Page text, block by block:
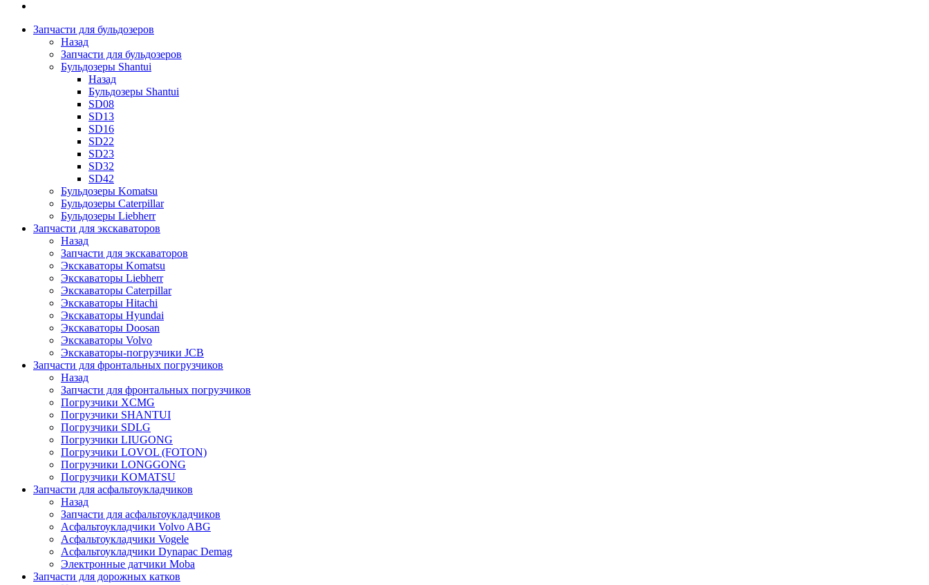
Запчасти для бульдозеров
Назад
Запчасти для бульдозеров
Бульдозеры Shantui
Назад
Бульдозеры Shantui
SD08
SD13
SD16
SD22
SD23
SD32
SD42
Бульдозеры Komatsu
Бульдозеры Caterpillar
Бульдозеры Liebherr
Запчасти для экскаваторов
Назад
Запчасти для экскаваторов
Экскаваторы Komatsu
Экскаваторы Liebherr
Экскаваторы Caterpillar
Экскаваторы Hitachi
Экскаваторы Hyundai
Экскаваторы Doosan
Экскаваторы Volvo
Экскаваторы-погрузчики JCB
Запчасти для фронтальных погрузчиков
Назад
Запчасти для фронтальных погрузчиков
Погрузчики XCMG
Погрузчики SHANTUI
Погрузчики SDLG
Погрузчики LIUGONG
Погрузчики LOVOL (FOTON)
Погрузчики LONGGONG
Погрузчики KOMATSU
Запчасти для асфальтоукладчиков
Назад
Запчасти для асфальтоукладчиков
Асфальтоукладчики Volvo ABG
Асфальтоукладчики Vogele
Асфальтоукладчики Dynapac Demag
Электронные датчики Moba
Запчасти для дорожных катков